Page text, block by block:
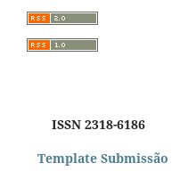
ISSN 2318-6186
Template Submissão